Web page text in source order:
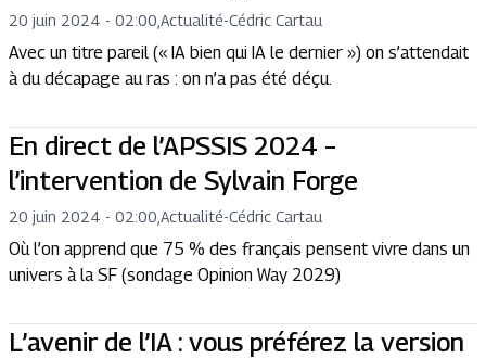
20 juin 2024 - 02:00 Actualité-Cédric Cartau
Avec un titre pareil (« IA bien qui IA le dernier ») on s’attendait
à du décapage au ras : on n’a pas été déçu.
En direct de l’APSSIS 2024 –
l’intervention de Sylvain Forge
20 juin 2024 - 02:00 Actualité-Cédric Cartau
Où l’on apprend que 75 % des français pensent vivre dans un
univers à la SF (sondage Opinion Way 2029)
L’avenir de l’IA : vous préférez la version